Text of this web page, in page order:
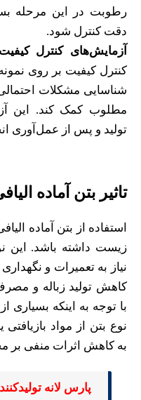
رطوبت در این مرحله
دقت کنترل شود.
آزمایش‌های کنترل
کنترل کیفیت بر روی
شناسایی مشکلات
مطلوب کمک کند. این
تولید و پس از عمل‌آوری
تاثیر بتن آماده
استفاده از بتن آماده
زیست داشته باشد. این
نیاز به تعمیرات و
کاهش تولید زباله و
با توجه به اینکه بسیاری
نوع بتن از مواد
به کاهش اثرات منفی بر
پارس لانه